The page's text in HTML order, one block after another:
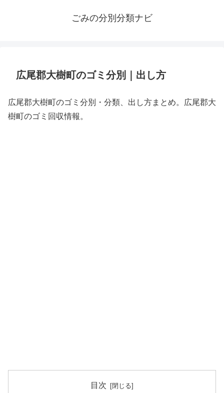
ごみの分別分類ナビ
広尾郡大樹町のゴミ分別｜出し方
広尾郡大樹町のゴミ分別・分類、出し方まとめ。広尾郡大
樹町のゴミ回収情報。
目次